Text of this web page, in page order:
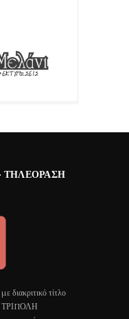
ΤΗΛΕΌΡΑΣΗ
τίτλο
ΤΡΙΠΟΛΗ